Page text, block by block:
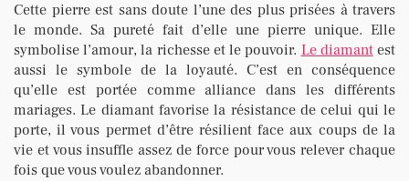
Cette pierre est sans doute l’une des plus prisées à travers
le monde. Sa pureté fait d’elle une pierre unique. Elle
symbolise l’amour, la richesse et le pouvoir. Le diamantest
aussi le symbole de la loyauté. C’est en conséquence
qu’elle est portée comme alliance dans les différents
mariages. Le diamant favorise la résistance de celui qui le
porte, il vous permet d’être résilient face aux coups de la
vie et vous insuffle assez de force pour vous relever chaque
fois que vous voulez abandonner.